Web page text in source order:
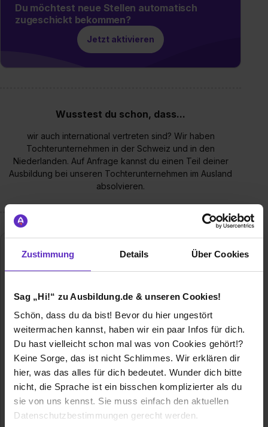
Zustimmung Details Über Cookies
Sag „Hi!“ zu Ausbildung.de & unseren Cookies!
Schön, dass du da bist! Bevor du hier ungestört
weitermachen kannst, haben wir ein paar Infos für dich.
Du hast vielleicht schon mal was von Cookies gehört!?
Keine Sorge, das ist nicht Schlimmes. Wir erklären dir
hier, was das alles für dich bedeutet. Wunder dich bitte
nicht, die Sprache ist ein bisschen komplizierter als du
sie von uns kennst. Sie muss einfach den aktuellen
Datenschutzbestimmungen gerecht werden.
Du möchtest neue Stellen automatisch
zugeschickt bekommen?
Jetzt aktivieren
Wusstest du schon, dass...
wir auch international vertreten sind? Wir haben
Tochterunternehmen in der Schweiz und in den
Niederlanden. Auf Anfrage kannst du einen Teil deiner
Ausbildung bei unseren Tochterunternehmen im Ausland
absolvieren.
T.A. Project GmbH
Prinz-Friedrich-Str. 28C
45257 Essen
+49 201 94600570
E-Mail anzeigen